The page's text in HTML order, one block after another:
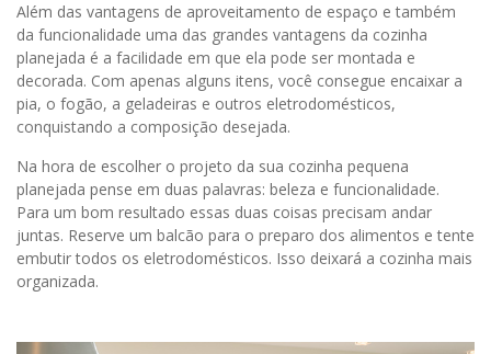
Além das vantagens de aproveitamento de espaço e também
da funcionalidade uma das grandes vantagens da cozinha
planejada é a facilidade em que ela pode ser montada e
decorada. Com apenas alguns itens, você consegue encaixar a
pia, o fogão, a geladeiras e outros eletrodomésticos,
conquistando a composição desejada.
Na hora de escolher o projeto da sua cozinha pequena
planejada pense em duas palavras: beleza e funcionalidade.
Para um bom resultado essas duas coisas precisam andar
juntas. Reserve um balcão para o preparo dos alimentos e tente
embutir todos os eletrodomésticos. Isso deixará a cozinha mais
organizada.